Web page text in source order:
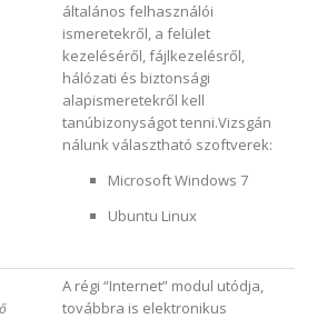
általános felhasználói
ismeretekről, a felület
kezeléséről, fájlkezelésről,
hálózati és biztonsági
alapismeretekről kell
tanúbizonyságot tenni.Vizsgán
nálunk választható szoftverek:
Microsoft Windows 7
Ubuntu Linux
A régi “Internet” modul utódja,
továbbra is elektronikus